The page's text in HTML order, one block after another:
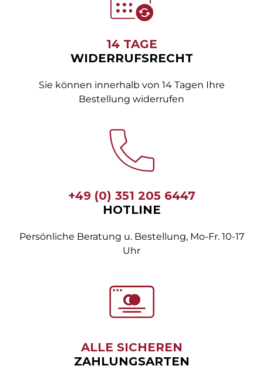
14 TAGE
WIDERRUFSRECHT
Sie können innerhalb von 14 Tagen Ihre
Bestellung widerrufen
+49 (0) 351 205 6447
HOTLINE
Persönliche Beratung u. Bestellung, Mo-Fr. 10-17
Uhr
ALLE SICHEREN
ZAHLUNGSARTEN